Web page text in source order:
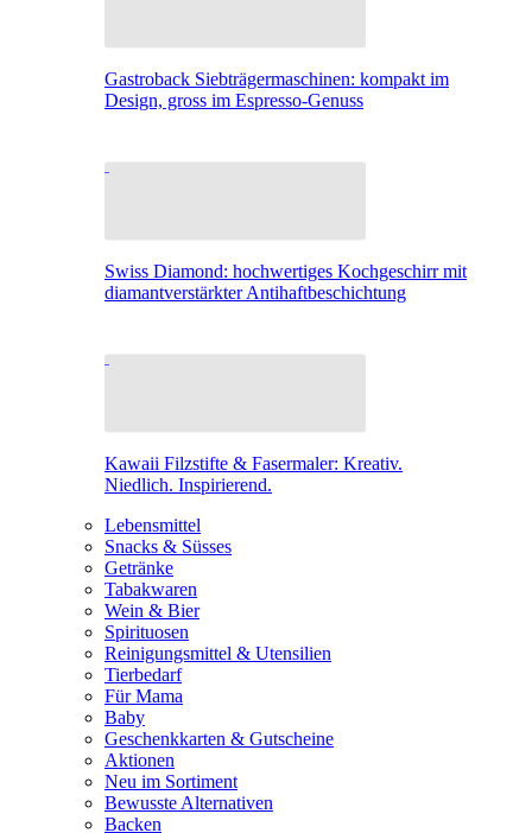
Gastroback Siebträgermaschinen: kompakt im
Design, gross im Espresso-Genuss
Swiss Diamond: hochwertiges Kochgeschirr mit
diamantverstärkter Antihaftbeschichtung
Kawaii Filzstifte & Fasermaler: Kreativ.
Niedlich. Inspirierend.
Lebensmittel
Snacks & Süsses
Getränke
Tabakwaren
Wein & Bier
Spirituosen
Reinigungsmittel & Utensilien
Tierbedarf
Für Mama
Baby
Geschenkkarten & Gutscheine
Aktionen
Neu im Sortiment
Bewusste Alternativen
Backen